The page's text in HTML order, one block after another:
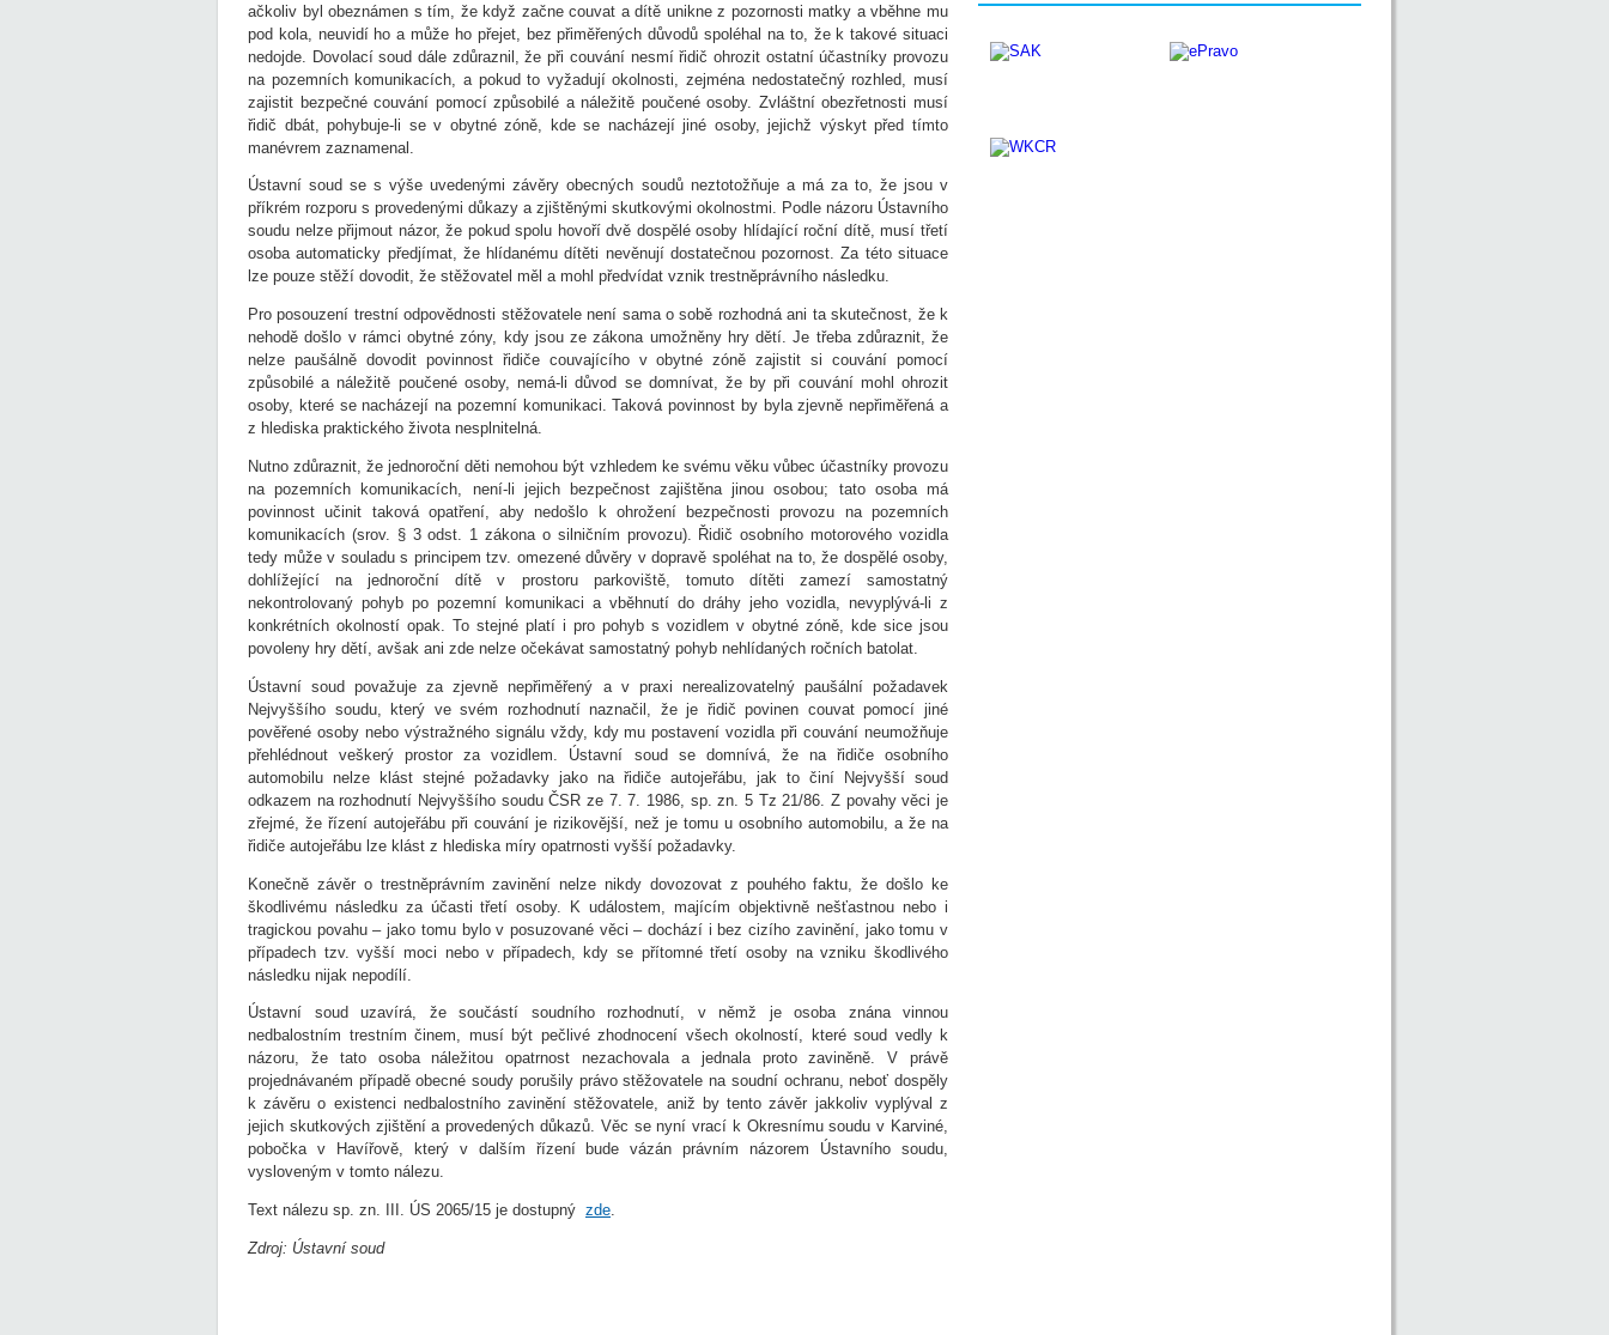
ačkoliv byl obeznámen s tím, že když začne couvat a dítě unikne z pozornosti matky a vběhne mu
pod kola, neuvidí ho a může ho přejet, bez přiměřených důvodů spoléhal na to, že k takové situaci
nedojde. Dovolací soud dále zdůraznil, že při couvání nesmí řidič ohrozit ostatní účastníky provozu
na pozemních komunikacích, a pokud to vyžadují okolnosti, zejména nedostatečný rozhled, musí
zajistit bezpečné couvání pomocí způsobilé a náležitě poučené osoby. Zvláštní obezřetnosti musí
řidič dbát, pohybuje-li se v obytné zóně, kde se nacházejí jiné osoby, jejichž výskyt před tímto
manévrem zaznamenal.
Ústavní soud se s výše uvedenými závěry obecných soudů neztotožňuje a má za to, že jsou v
příkrém rozporu s provedenými důkazy a zjištěnými skutkovými okolnostmi. Podle názoru Ústavního
soudu nelze přijmout názor, že pokud spolu hovoří dvě dospělé osoby hlídající roční dítě, musí třetí
osoba automaticky předjímat, že hlídanému dítěti nevěnují dostatečnou pozornost. Za této situace
lze pouze stěží dovodit, že stěžovatel měl a mohl předvídat vznik trestněprávního následku.
Pro posouzení trestní odpovědnosti stěžovatele není sama o sobě rozhodná ani ta skutečnost, že k
nehodě došlo v rámci obytné zóny, kdy jsou ze zákona umožněny hry dětí. Je třeba zdůraznit, že
nelze paušálně dovodit povinnost řidiče couvajícího v obytné zóně zajistit si couvání pomocí
způsobilé a náležitě poučené osoby, nemá-li důvod se domnívat, že by při couvání mohl ohrozit
osoby, které se nacházejí na pozemní komunikaci. Taková povinnost by byla zjevně nepřiměřená a
z hlediska praktického života nesplnitelná.
Nutno zdůraznit, že jednoroční děti nemohou být vzhledem ke svému věku vůbec účastníky provozu
na pozemních komunikacích, není-li jejich bezpečnost zajištěna jinou osobou; tato osoba má
povinnost učinit taková opatření, aby nedošlo k ohrožení bezpečnosti provozu na pozemních
komunikacích (srov. § 3 odst. 1 zákona o silničním provozu). Řidič osobního motorového vozidla
tedy může v souladu s principem tzv. omezené důvěry v dopravě spoléhat na to, že dospělé osoby,
dohlížející na jednoroční dítě v prostoru parkoviště, tomuto dítěti zamezí samostatný
nekontrolovaný pohyb po pozemní komunikaci a vběhnutí do dráhy jeho vozidla, nevyplývá-li z
konkrétních okolností opak. To stejné platí i pro pohyb s vozidlem v obytné zóně, kde sice jsou
povoleny hry dětí, avšak ani zde nelze očekávat samostatný pohyb nehlídaných ročních batolat.
Ústavní soud považuje za zjevně nepřiměřený a v praxi nerealizovatelný paušální požadavek
Nejvyššího soudu, který ve svém rozhodnutí naznačil, že je řidič povinen couvat pomocí jiné
pověřené osoby nebo výstražného signálu vždy, kdy mu postavení vozidla při couvání neumožňuje
přehlédnout veškerý prostor za vozidlem. Ústavní soud se domnívá, že na řidiče osobního
automobilu nelze klást stejné požadavky jako na řidiče autojeřábu, jak to činí Nejvyšší soud
odkazem na rozhodnutí Nejvyššího soudu ČSR ze 7. 7. 1986, sp. zn. 5 Tz 21/86. Z povahy věci je
zřejmé, že řízení autojeřábu při couvání je rizikovější, než je tomu u osobního automobilu, a že na
řidiče autojeřábu lze klást z hlediska míry opatrnosti vyšší požadavky.
Konečně závěr o trestněprávním zavinění nelze nikdy dovozovat z pouhého faktu, že došlo ke
škodlivému následku za účasti třetí osoby. K událostem, majícím objektivně nešťastnou nebo i
tragickou povahu – jako tomu bylo v posuzované věci – dochází i bez cizího zavinění, jako tomu v
případech tzv. vyšší moci nebo v případech, kdy se přítomné třetí osoby na vzniku škodlivého
následku nijak nepodílí.
Ústavní soud uzavírá, že součástí soudního rozhodnutí, v němž je osoba znána vinnou
nedbalostním trestním činem, musí být pečlivé zhodnocení všech okolností, které soud vedly k
názoru, že tato osoba náležitou opatrnost nezachovala a jednala proto zaviněně. V právě
projednávaném případě obecné soudy porušily právo stěžovatele na soudní ochranu, neboť dospěly
k závěru o existenci nedbalostního zavinění stěžovatele, aniž by tento závěr jakkoliv vyplýval z
jejich skutkových zjištění a provedených důkazů. Věc se nyní vrací k Okresnímu soudu v Karviné,
pobočka v Havířově, který v dalším řízení bude vázán právním názorem Ústavního soudu,
vysloveným v tomto nálezu.
Text nálezu sp. zn. III. ÚS 2065/15 je dostupný zde.
Zdroj: Ústavní soud